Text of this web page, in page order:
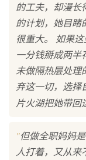
的工夫，却漫长
的计划，她目睹
很重大。 如果
一分钱掰成两半
未做隔热层处理
弃这一切，选择
片火湖把她带回
"但做全职妈妈
人打着，又从来